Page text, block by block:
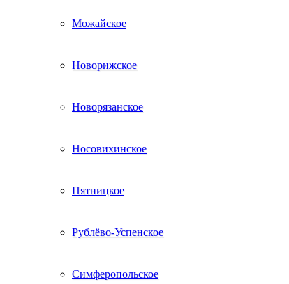
Можайское
Новорижское
Новорязанское
Носовихинское
Пятницкое
Рублёво-Успенское
Симферопольское